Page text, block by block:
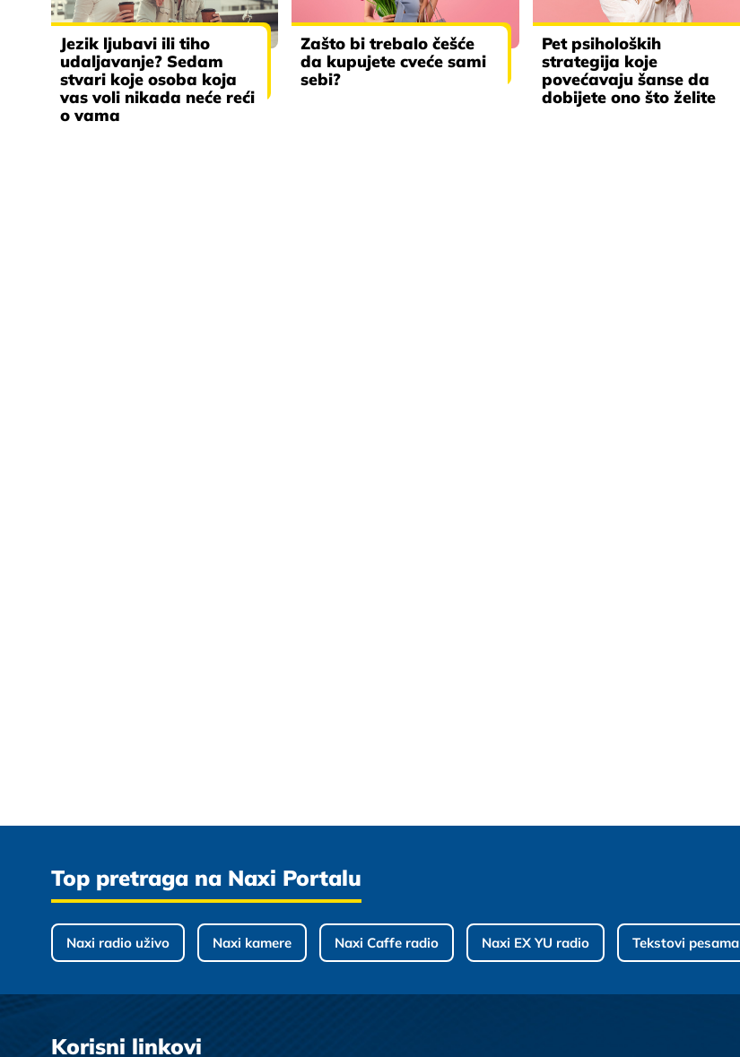
Jezik ljubavi ili tiho
udaljavanje? Sedam
stvari koje osoba koja
vas voli nikada neće reći
o vama
Zašto bi trebalo češće
da kupujete cveće sami
sebi?
Pet psiholoških
strategija koje
povećavaju šanse da
dobijete ono što želite
Top pretraga na Naxi Portalu
Naxi radio uživo Naxi kamere Naxi Caffe radio Naxi EX YU radio Tekstovi pesama
Korisni linkovi